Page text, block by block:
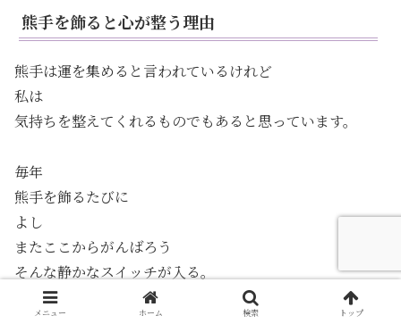
熊手を飾ると心が整う理由
熊手は運を集めると言われているけれど
私は
気持ちを整えてくれるものでもあると思っています。
毎年
熊手を飾るたびに
よし
またここからがんばろう
そんな静かなスイッチが入る。
メニュー ホーム 検索 トップ